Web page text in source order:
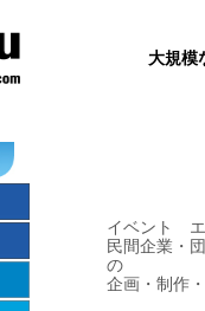
大規模
イベント エ
民間企業・
の
企画・制作